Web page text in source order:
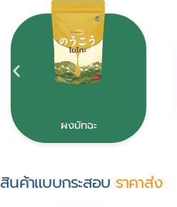
ผงมัทฉะ
สินค้าแบบกระสอบ ราคาส่ง